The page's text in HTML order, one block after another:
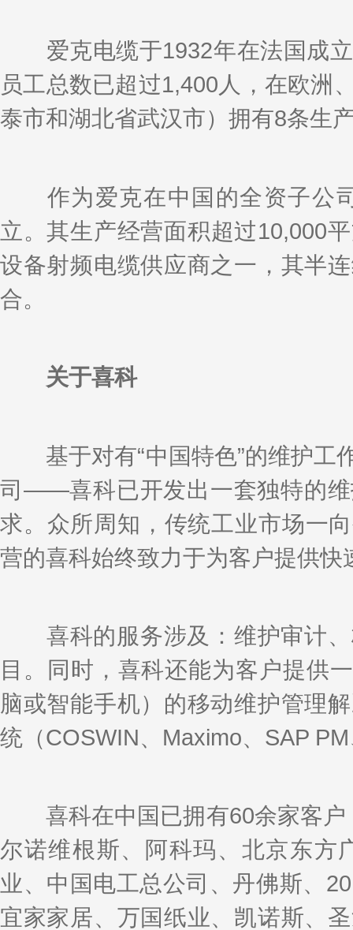
爱克电缆于1932年在法国成立
员工总数已超过1,400人，在欧洲
泰市和湖北省武汉市）拥有8条生
作为爱克在中国的全资子公司
立。其生产经营面积超过10,000
设备射频电缆供应商之一，其半
合。
关于喜科
基于对有“中国特色”的维护工
司——喜科已开发出一套独特的维
求。众所周知，传统工业市场一
营的喜科始终致力于为客户提供
喜科的服务涉及：维护审计、
目。同时，喜科还能为客户提供
脑或智能手机）的移动维护管理
统（COSWIN、Maximo、SAP
喜科在中国已拥有60余家客户
尔诺维根斯、阿科玛、北京东方
业、中国电工总公司、丹佛斯、
宜家家居、万国纸业、凯诺斯、